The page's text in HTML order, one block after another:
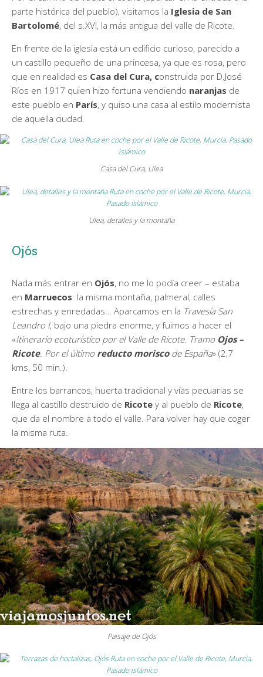
parte histórica del pueblo), visitamos la Iglesia de San
Bartolomé, del s.XVI, la más antigua del valle de Ricote.
En frente de la iglesia está un edificio curioso, parecido a
un castillo pequeño de una princesa, ya que es rosa, pero
que en realidad es Casa del Cura, construida por D.José
Ríos en 1917 quien hizo fortuna vendiendo naranjas de
este pueblo en París, y quiso una casa al estilo modernista
de aquella ciudad.
Casa del Cura, Ulea
Ulea, detalles y la montaña
Ojós
Nada más entrar en Ojós, no me lo podía creer – estaba
en Marruecos: la misma montaña, palmeral, calles
estrechas y enredadas… Aparcamos en la Travesía San
Leandro I, bajo una piedra enorme, y fuimos a hacer el
«Itinerario ecoturístico por el Valle de Ricote. Tramo Ojos –
Ricote. Por el último reducto moriscode España» (2,7
kms, 50 min.).
Entre los barrancos, huerta tradicional y vías pecuarias se
llega al castillo destruido de Ricote y al pueblo de Ricote,
que da el nombre a todo el valle. Para volver hay que coger
la misma ruta.
Paisaje de Ojós